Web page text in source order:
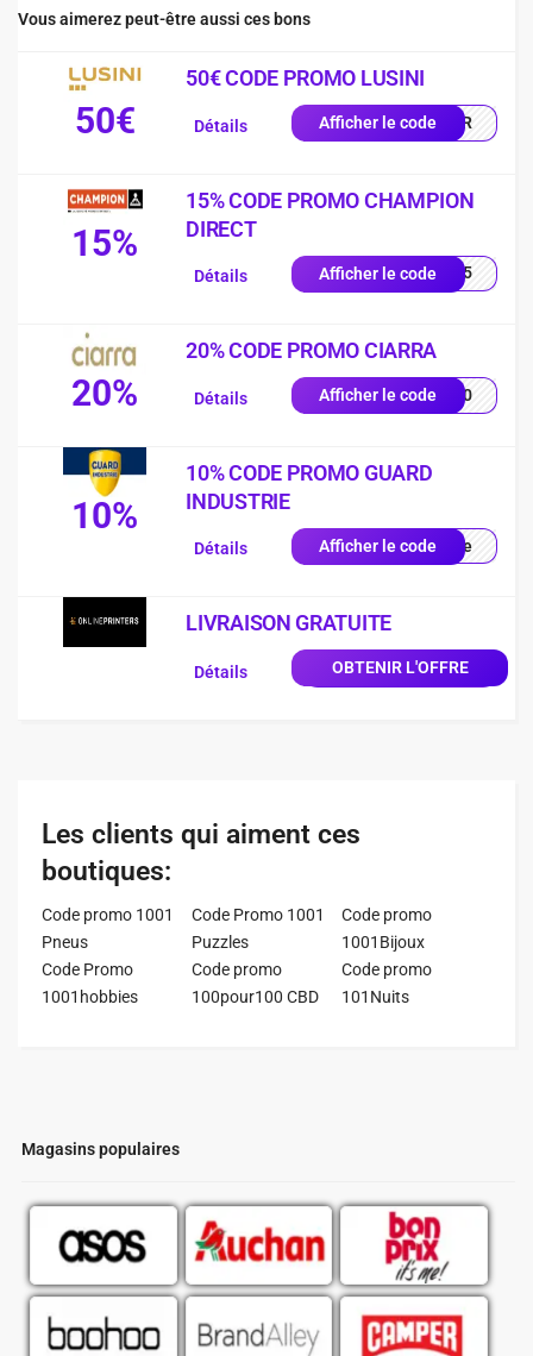
Magasins populaires
Vous aimerez peut-être aussi ces bons
50€
50€ CODE PROMO LUSINI
Afficher le code0-FR
Détails
15%
15% CODE PROMO CHAMPION
DIRECT
Afficher le codeUE15
Détails
20%
20% CODE PROMO CIARRA
Afficher le codeSS20
Détails
10%
10% CODE PROMO GUARD
INDUSTRIE
Afficher le codeique
Détails
LIVRAISON GRATUITE
OBTENIR L'OFFRE
Détails
Les clients qui aiment ces
boutiques:
Code promo 1001
Pneus
Code Promo 1001
Puzzles
Code promo
1001Bijoux
Code Promo
1001hobbies
Code promo
100pour100 CBD
Code promo
101Nuits